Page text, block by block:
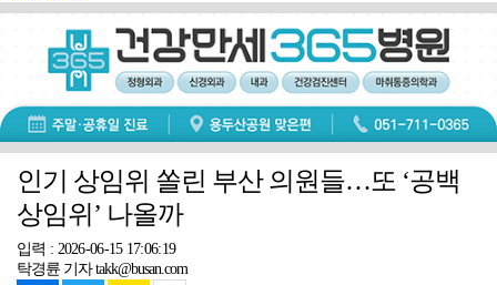
인기 상임위 쏠린 부산 의원들…또 ‘공백
상임위’ 나올까
입력 : 2026-06-15 17:06:19
탁경륜 기자 takk@busan.com